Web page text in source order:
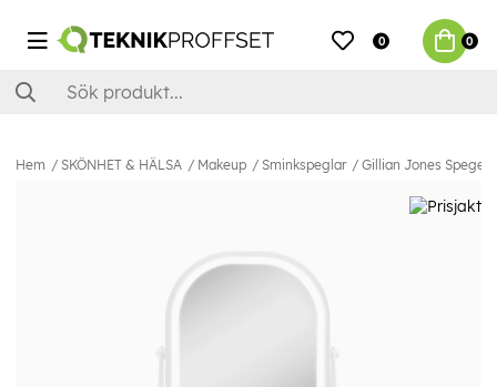
0 0
Hem SKÖNHET & HÄLSA Makeup Sminkspeglar Gillian Jones Spegel